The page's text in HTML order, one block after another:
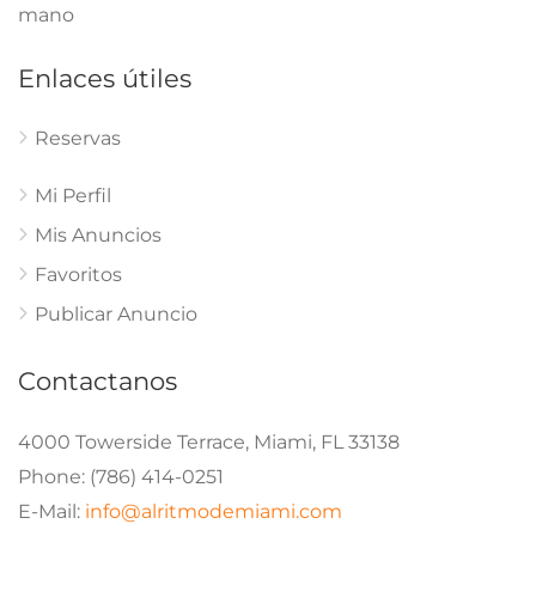
mano
Enlaces útiles
Reservas
Mi Perfil
Mis Anuncios
Favoritos
Publicar Anuncio
Contactanos
4000 Towerside Terrace, Miami, FL 33138
Phone: (786) 414-0251
E-Mail: info@alritmodemiami.com